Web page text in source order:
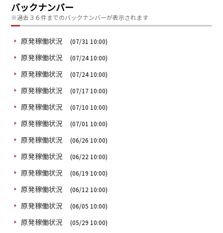
バックナンバー
※過去３６件までのバックナンバーが表示されます
原発稼働状況 (07/31 10:00)
原発稼働状況 (07/24 10:00)
原発稼働状況 (07/24 10:00)
原発稼働状況 (07/17 10:00)
原発稼働状況 (07/10 10:00)
原発稼働状況 (07/01 10:00)
原発稼働状況 (06/26 10:00)
原発稼働状況 (06/22 10:00)
原発稼働状況 (06/19 10:00)
原発稼働状況 (06/12 10:00)
原発稼働状況 (06/05 10:00)
原発稼働状況 (05/29 10:00)